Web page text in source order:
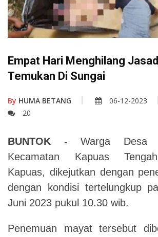
Empat Hari Menghilang
Temukan Di Sungai
By HUMA BETANG 06-12-2023
20
BUNTOK - Warga Desa
Kecamatan Kapuas
Kapuas, dikejutkan dengan
dengan kondisi tertelungkup
Juni 2023 pukul 10.30 wib.
Penemuan mayat tersebut